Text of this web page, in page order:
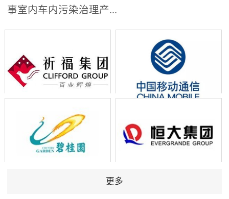
事室内车内污染治理产...
更多